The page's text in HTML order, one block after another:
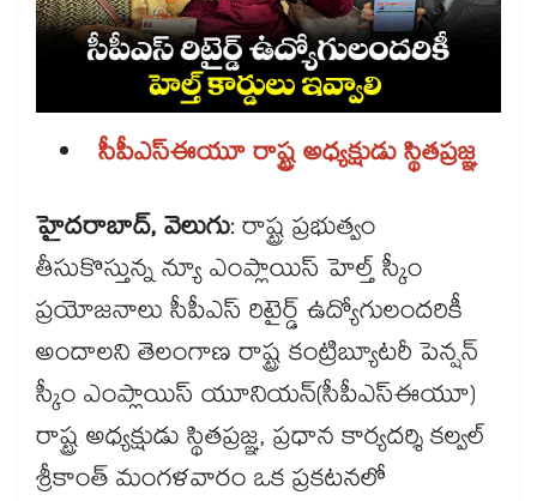
సీపీఎస్ఈయూ రాష్ట్ర అధ్యక్షుడు స్థితప్రజ్ఞ
హైదరాబాద్, వెలుగు: రాష్ట్ర ప్రభుత్వం
తీసుకొస్తున్న న్యూ ఎంప్లాయిస్ హెల్త్ స్కీం
ప్రయోజనాలు సీపీఎస్ రిటైర్డ్ ఉద్యోగులందరికీ
అందాలని తెలంగాణ రాష్ట్ర కంట్రిబ్యూటరీ పెన్షన్
స్కీం ఎంప్లాయిస్ యూనియన్(సీపీఎస్​ఈయూ)
రాష్ట్ర అధ్యక్షుడు స్థితప్రజ్ఞ, ప్రధాన కార్యదర్శి కల్వల్
శ్రీకాంత్ మంగళవారం ఒక ప్రకటనలో